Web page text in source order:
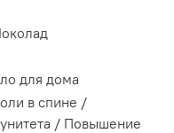
для дома
в спине /
/ Повышение